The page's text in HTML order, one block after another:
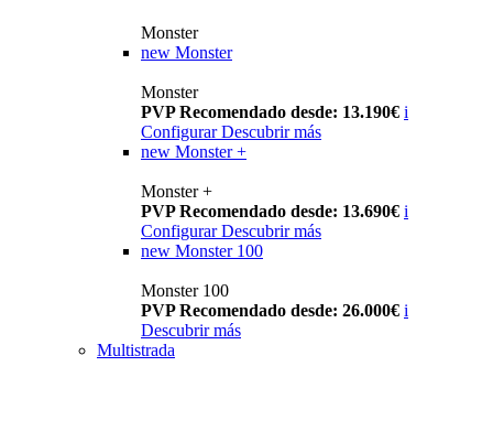
Monster
new Monster
Monster
PVP Recomendado desde: 13.190€ i
Configurar Descubrir más
new Monster +
Monster +
PVP Recomendado desde: 13.690€ i
Configurar Descubrir más
new Monster 100
Monster 100
PVP Recomendado desde: 26.000€ i
Descubrir más
Multistrada